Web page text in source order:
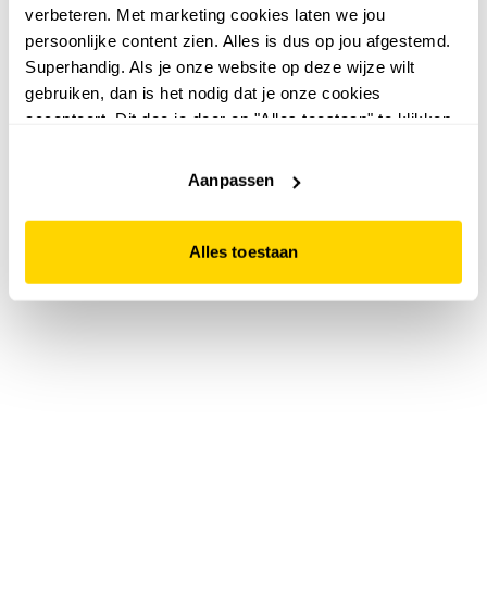
verbeteren. Met marketing cookies laten we jou
persoonlijke content zien. Alles is dus op jou afgestemd.
Superhandig. Als je onze website op deze wijze wilt
gebruiken, dan is het nodig dat je onze cookies
accepteert. Dit doe je door op "Alles toestaan" te klikken.
website niet optimaal functioneert.
Aanpassen
Alles toestaan